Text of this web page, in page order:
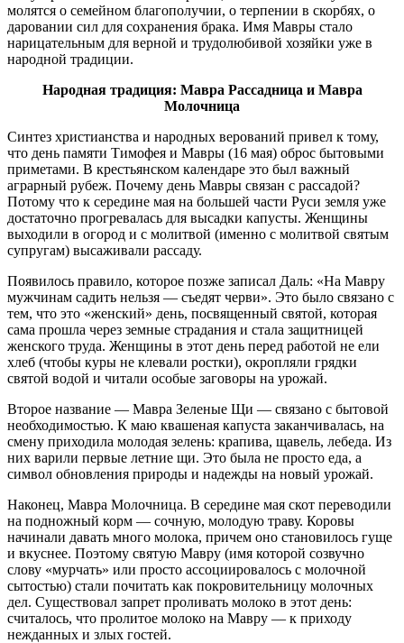
молятся о семейном благополучии, о терпении в скорбях, о
даровании сил для сохранения брака. Имя Мавры стало
нарицательным для верной и трудолюбивой хозяйки уже в
народной традиции.
Народная традиция: Мавра Рассадница и Мавра
Молочница
Синтез христианства и народных верований привел к тому,
что день памяти Тимофея и Мавры (16 мая) оброс бытовыми
приметами. В крестьянском календаре это был важный
аграрный рубеж. Почему день Мавры связан с рассадой?
Потому что к середине мая на большей части Руси земля уже
достаточно прогревалась для высадки капусты. Женщины
выходили в огород и с молитвой (именно с молитвой святым
супругам) высаживали рассаду.
Появилось правило, которое позже записал Даль: «На Мавру
мужчинам садить нельзя — съедят черви». Это было связано с
тем, что это «женский» день, посвященный святой, которая
сама прошла через земные страдания и стала защитницей
женского труда. Женщины в этот день перед работой не ели
хлеб (чтобы куры не клевали ростки), окропляли грядки
святой водой и читали особые заговоры на урожай.
Второе название — Мавра Зеленые Щи — связано с бытовой
необходимостью. К маю квашеная капуста заканчивалась, на
смену приходила молодая зелень: крапива, щавель, лебеда. Из
них варили первые летние щи. Это была не просто еда, а
символ обновления природы и надежды на новый урожай.
Наконец, Мавра Молочница. В середине мая скот переводили
на подножный корм — сочную, молодую траву. Коровы
начинали давать много молока, причем оно становилось гуще
и вкуснее. Поэтому святую Мавру (имя которой созвучно
слову «мурчать» или просто ассоциировалось с молочной
сытостью) стали почитать как покровительницу молочных
дел. Существовал запрет проливать молоко в этот день:
считалось, что пролитое молоко на Мавру — к приходу
нежданных и злых гостей.